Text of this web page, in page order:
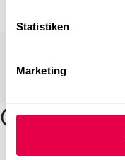
Statistiken
Marketing